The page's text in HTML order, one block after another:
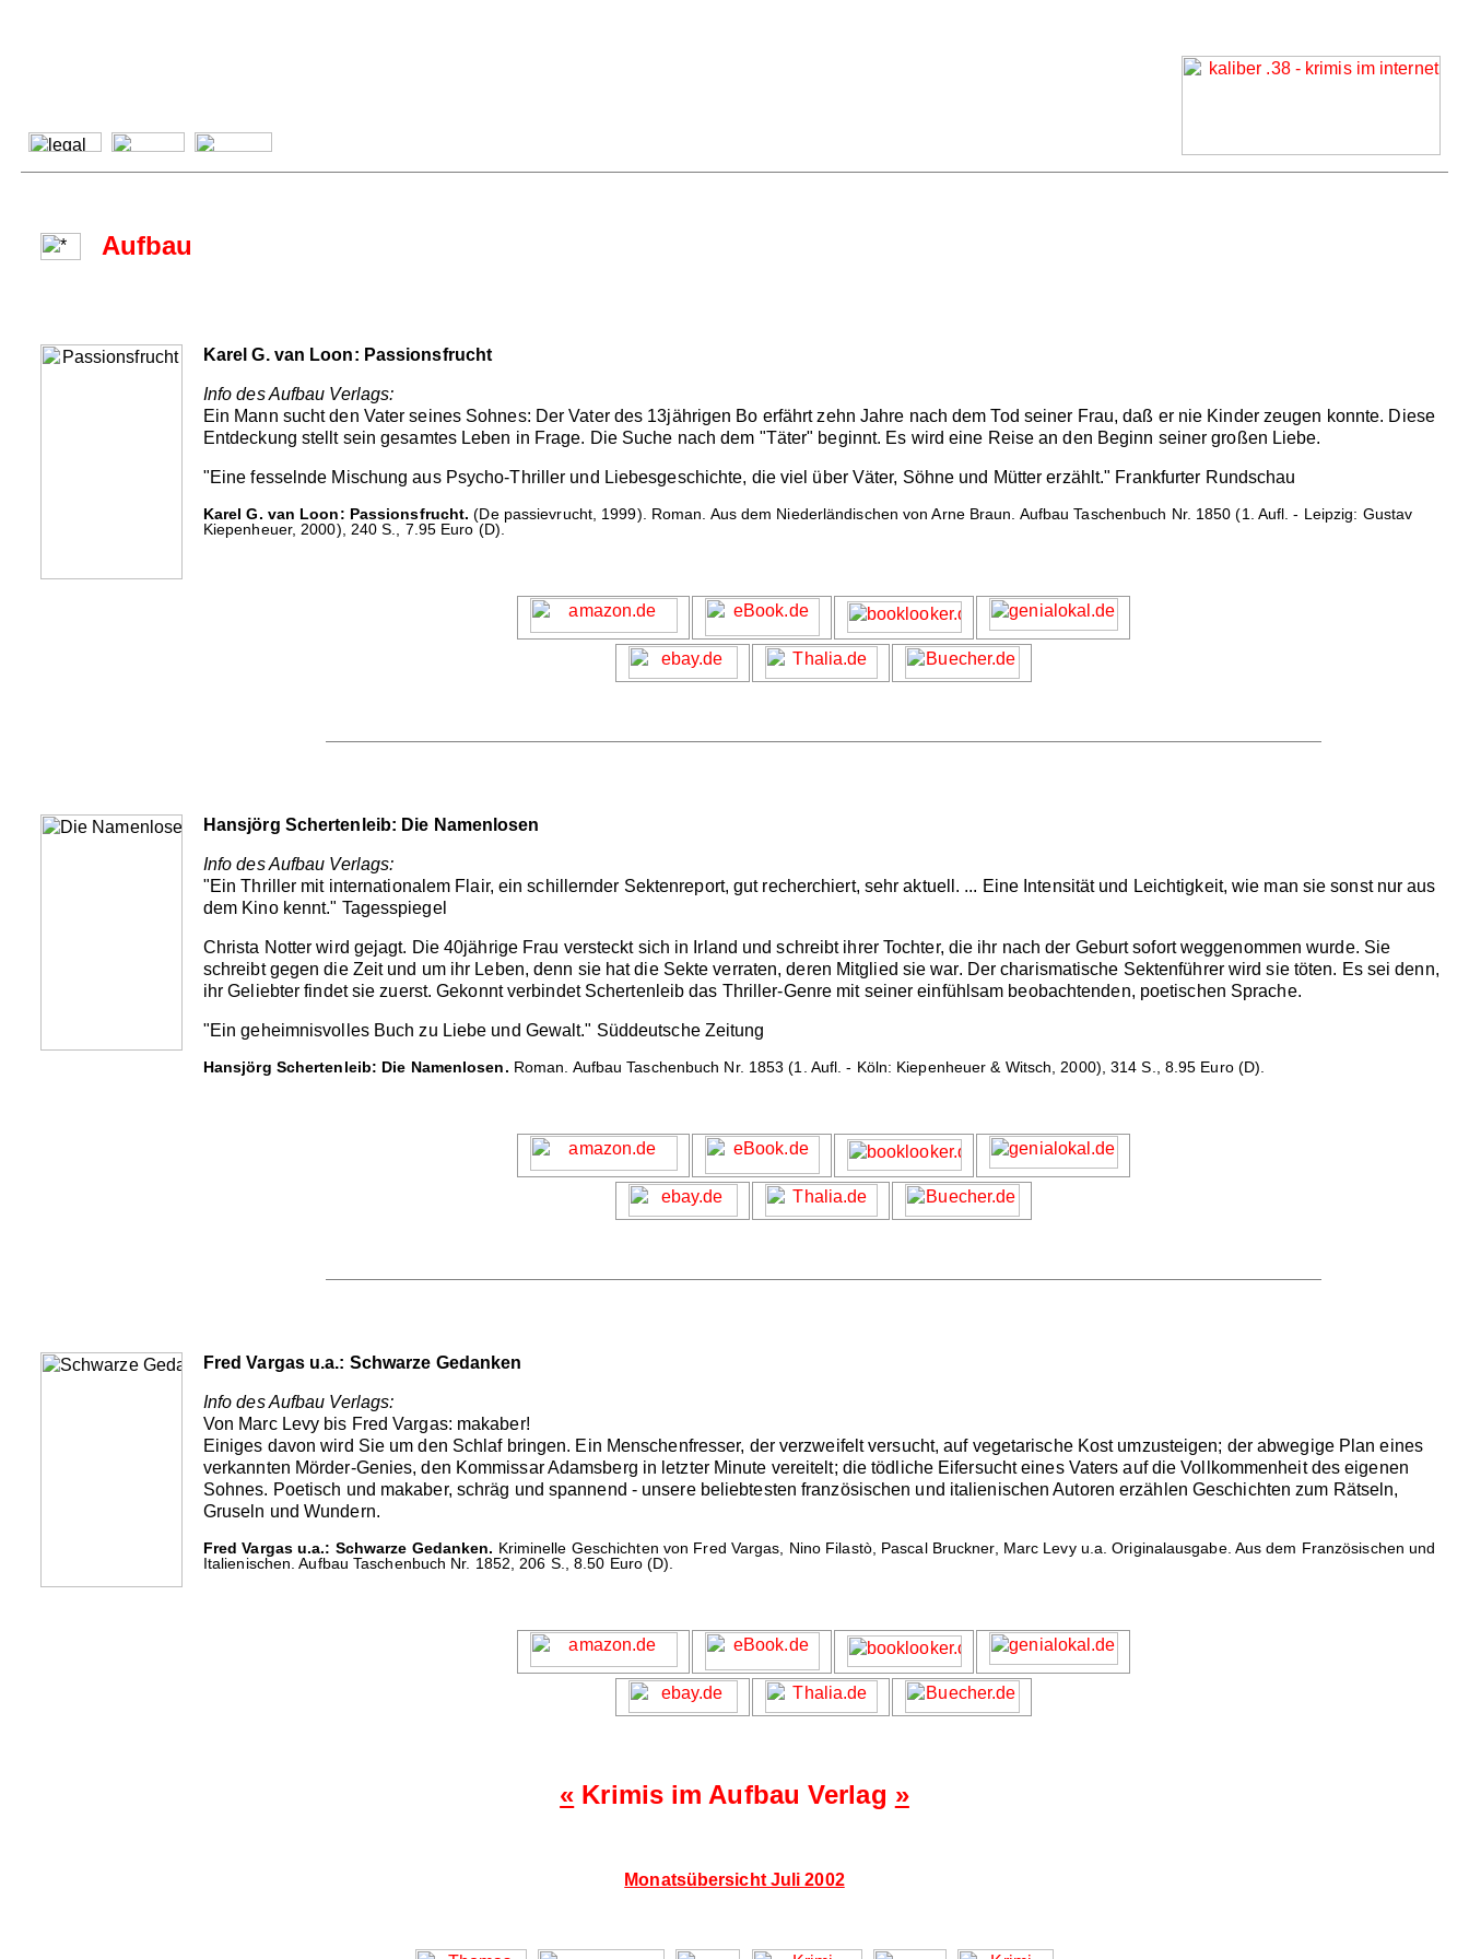
Aufbau
Karel G. van Loon: Passionsfrucht
Info des Aufbau Verlags:
Ein Mann sucht den Vater seines Sohnes: Der Vater des 13jährigen Bo erfährt zehn Jahre nach dem Tod seiner Frau, daß er nie Kinder zeugen konnte. Diese
Entdeckung stellt sein gesamtes Leben in Frage. Die Suche nach dem "Täter" beginnt. Es wird eine Reise an den Beginn seiner großen Liebe.
"Eine fesselnde Mischung aus Psycho-Thriller und Liebesgeschichte, die viel über Väter, Söhne und Mütter erzählt." Frankfurter Rundschau
Karel G. van Loon: Passionsfrucht. (De passievrucht, 1999). Roman. Aus dem Niederländischen von Arne Braun. Aufbau Taschenbuch Nr. 1850 (1. Aufl. - Leipzig: Gustav
Kiepenheuer, 2000), 240 S., 7.95 Euro (D).
Hansjörg Schertenleib: Die Namenlosen
Info des Aufbau Verlags:
"Ein Thriller mit internationalem Flair, ein schillernder Sektenreport, gut recherchiert, sehr aktuell. ... Eine Intensität und Leichtigkeit, wie man sie sonst nur aus
dem Kino kennt." Tagesspiegel
Christa Notter wird gejagt. Die 40jährige Frau versteckt sich in Irland und schreibt ihrer Tochter, die ihr nach der Geburt sofort weggenommen wurde. Sie
schreibt gegen die Zeit und um ihr Leben, denn sie hat die Sekte verraten, deren Mitglied sie war. Der charismatische Sektenführer wird sie töten. Es sei denn,
ihr Geliebter findet sie zuerst. Gekonnt verbindet Schertenleib das Thriller-Genre mit seiner einfühlsam beobachtenden, poetischen Sprache.
"Ein geheimnisvolles Buch zu Liebe und Gewalt." Süddeutsche Zeitung
Hansjörg Schertenleib: Die Namenlosen. Roman. Aufbau Taschenbuch Nr. 1853 (1. Aufl. - Köln: Kiepenheuer & Witsch, 2000), 314 S., 8.95 Euro (D).
Fred Vargas u.a.: Schwarze Gedanken
Info des Aufbau Verlags:
Von Marc Levy bis Fred Vargas: makaber!
Einiges davon wird Sie um den Schlaf bringen. Ein Menschenfresser, der verzweifelt versucht, auf vegetarische Kost umzusteigen; der abwegige Plan eines
verkannten Mörder-Genies, den Kommissar Adamsberg in letzter Minute vereitelt; die tödliche Eifersucht eines Vaters auf die Vollkommenheit des eigenen
Sohnes. Poetisch und makaber, schräg und spannend - unsere beliebtesten französischen und italienischen Autoren erzählen Geschichten zum Rätseln,
Gruseln und Wundern.
Fred Vargas u.a.: Schwarze Gedanken. Kriminelle Geschichten von Fred Vargas, Nino Filastò, Pascal Bruckner, Marc Levy u.a. Originalausgabe. Aus dem Französischen und
Italienischen. Aufbau Taschenbuch Nr. 1852, 206 S., 8.50 Euro (D).
« Krimis im Aufbau Verlag »
Monatsübersicht Juli 2002